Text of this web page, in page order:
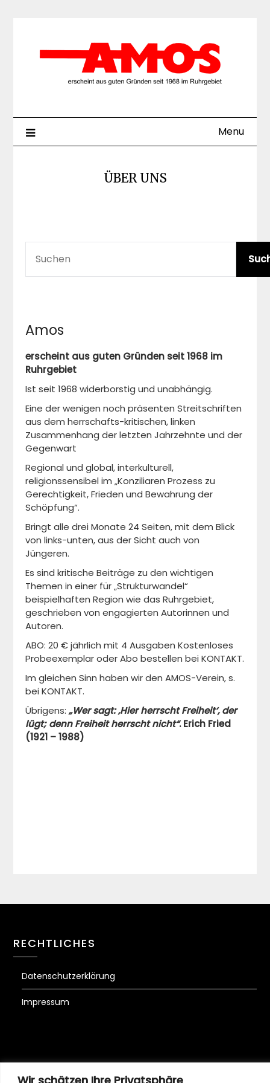
Wir schätzen Ihre Privatsphäre
Menu
ÜBER UNS
Amos
erscheint aus guten Gründen seit 1968 im
Ruhrgebiet
Ist seit 1968 widerborstig und unabhängig.
Eine der wenigen noch präsenten Streitschriften
aus dem herrschafts-kritischen, linken
Zusammenhang der letzten Jahrzehnte und der
Gegenwart
Regional und global, interkulturell,
religionssensibel im „Konziliaren Prozess zu
Gerechtigkeit, Frieden und Bewahrung der
Schöpfung“.
Bringt alle drei Monate 24 Seiten, mit dem Blick
von links-unten, aus der Sicht auch von
Jüngeren.
Es sind kritische Beiträge zu den wichtigen
Themen in einer für „Strukturwandel“
beispielhaften Region wie das Ruhrgebiet,
geschrieben von engagierten Autorinnen und
Autoren.
ABO: 20 € jährlich mit 4 Ausgaben Kostenloses
Probeexemplar oder Abo bestellen bei KONTAKT.
Im gleichen Sinn haben wir den AMOS-Verein, s.
bei KONTAKT.
Übrigens: „Wer sagt: ‚Hier herrscht Freiheit‘, der
lügt; denn Freiheit herrscht nicht“. Erich Fried
(1921 – 1988)
RECHTLICHES
Datenschutzerklärung
Impressum